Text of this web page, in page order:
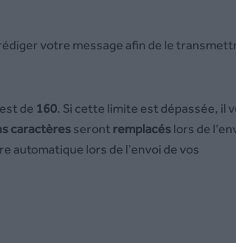
votre message afin de le
est de 160. Si cette limite est dépassée, il
caractèresseront remplacéslors de
automatique lors de l’envoi de vos